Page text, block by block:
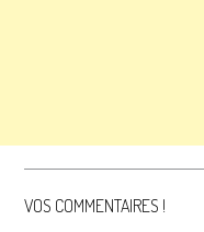
VOS COMMENTAIRES !